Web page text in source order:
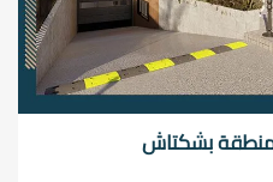
منطقة بشكتاش